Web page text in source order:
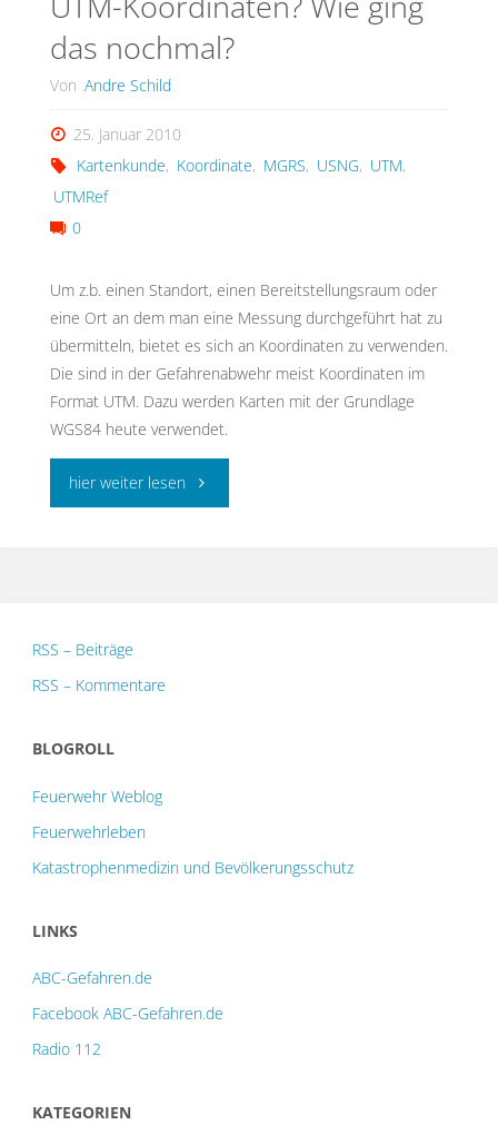
das nochmal?
Von Andre Schild
25. Januar 2010
Kartenkunde, Koordinate, MGRS, USNG, UTM,
UTMRef
0
Um z.b. einen Standort, einen Bereitstellungsraum oder
eine Ort an dem man eine Messung durchgeführt hat zu
übermitteln, bietet es sich an Koordinaten zu verwenden.
Die sind in der Gefahrenabwehr meist Koordinaten im
Format UTM. Dazu werden Karten mit der Grundlage
WGS84 heute verwendet.
hier weiter lesen"UTM-
RSS – Beiträge
RSS – Kommentare
BLOGROLL
Feuerwehr Weblog
Feuerwehrleben
Katastrophenmedizin und Bevölkerungsschutz
LINKS
ABC-Gefahren.de
Facebook ABC-Gefahren.de
Radio 112
KATEGORIEN